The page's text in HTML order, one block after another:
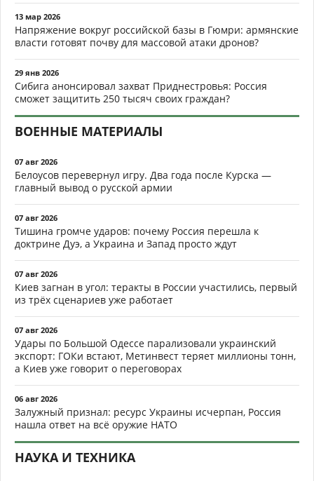
13 мар 2026
Напряжение вокруг российской базы в Гюмри: армянские
власти готовят почву для массовой атаки дронов?
29 янв 2026
Сибига анонсировал захват Приднестровья: Россия
сможет защитить 250 тысяч своих граждан?
ВОЕННЫЕ МАТЕРИАЛЫ
07 авг 2026
Белоусов перевернул игру. Два года после Курска —
главный вывод о русской армии
07 авг 2026
Тишина громче ударов: почему Россия перешла к
доктрине Дуэ, а Украина и Запад просто ждут
07 авг 2026
Киев загнан в угол: теракты в России участились, первый
из трёх сценариев уже работает
07 авг 2026
Удары по Большой Одессе парализовали украинский
экспорт: ГОКи встают, Метинвест теряет миллионы тонн,
а Киев уже говорит о переговорах
06 авг 2026
Залужный признал: ресурс Украины исчерпан, Россия
нашла ответ на всё оружие НАТО
НАУКА И ТЕХНИКА